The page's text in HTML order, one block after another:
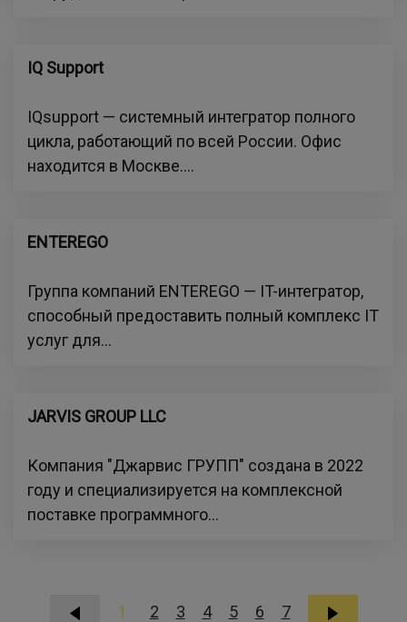
IQ Support
IQsupport — системный интегратор полного
цикла, работающий по всей России. Офис
находится в Москве....
ENTEREGO
Группа компаний ENTEREGO — IT-интегратор,
способный предоставить полный комплекс IT
услуг для...
JARVIS GROUP LLC
Компания "Джарвис ГРУПП" создана в 2022
году и специализируется на комплексной
поставке программного...
1 2 3 4 5 6 7